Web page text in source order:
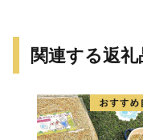
関連する返